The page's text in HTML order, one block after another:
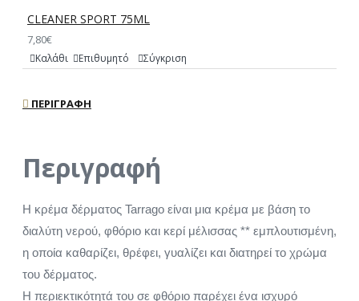
CLEANER SPORT 75ML
7,80€
Καλάθι Επιθυμητό Σύγκριση
ΠΕΡΙΓΡΑΦΉ
Περιγραφή
Η κρέμα δέρματος Tarrago είναι μια κρέμα με βάση το
διαλύτη νερού, φθόριο και κερί μέλισσας ** εμπλουτισμένη,
η οποία καθαρίζει, θρέφει, γυαλίζει και διατηρεί το χρώμα
του δέρματος.
Η περιεκτικότητά του σε φθόριο παρέχει ένα ισχυρό